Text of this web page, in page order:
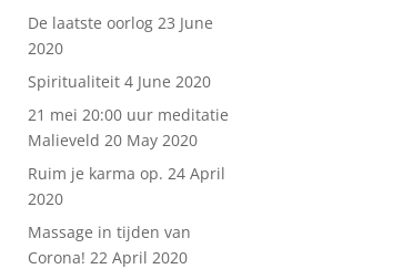
De laatste oorlog 23 June
2020
Spiritualiteit 4 June 2020
21 mei 20:00 uur meditatie
Malieveld 20 May 2020
Ruim je karma op. 24 April
2020
Massage in tijden van
Corona! 22 April 2020